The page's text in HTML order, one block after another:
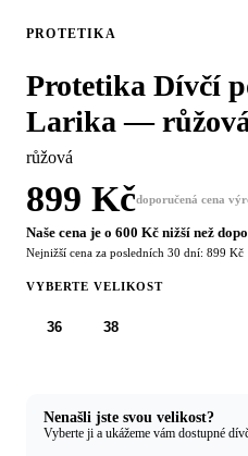
PROTETIKA
Protetika Dívčí
Larika —
růžová
899 Kčdoporučená cena
Naše cena je o 600 Kč nižší než
Nejnižší cena za posledních 30 dní: 899 Kč
VYBERTE VELIKOST
36 38
Nenašli jste svou velikost?
Vyberte ji a ukážeme vám dostupné